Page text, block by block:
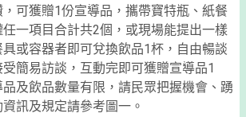
可獲贈1份宣導品，攜帶寶特瓶、紙餐
一項目合計共2個，或現場能提出一樣
或容器者即可兌換飲品1杯，自由暢談
簡易訪談，互動完即可獲贈宣導品1
及飲品數量有限，請民眾把握機會、踴
訊及規定請參考圖一。